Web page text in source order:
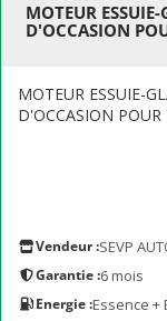
MOTEUR
D'OCCASION
MOTEUR ESSUIE-
D'OCCASION
Vendeur :SEVP
Garantie :6 mois
Energie :Essence +